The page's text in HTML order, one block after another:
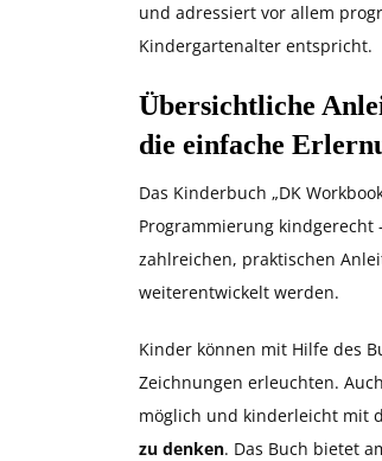
und adressiert vor allem
Kindergartenalter entspricht.
Übersichtliche
die einfache
Das Kinderbuch „DK
Programmierung
zahlreichen, praktischen
weiterentwickelt werden.
Kinder können mit Hilfe des
Zeichnungen erleuchten.
möglich und kinderleicht mit
zu denken. Das Buch bietet